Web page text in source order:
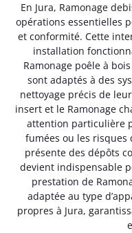
En Jura, Ramonage
opérations essentielles
et conformité. Cette
installation
Ramonage poêle à
sont adaptés à des
nettoyage précis de
insert et le Ramonage
attention particulière
fumées ou les risques
présente des dépôts
devient indispensable
prestation de
adaptée au type
propres à Jura,